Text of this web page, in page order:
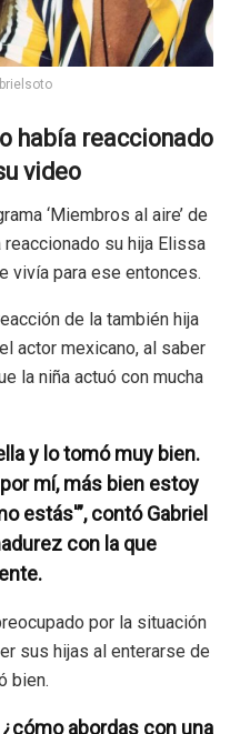
había reaccionado
video
‘Miembros al aire’ de
su hija Elissa
vivía para ese entonces.
de la también hija
actor mexicano, al saber
la niña actuó con mucha
y lo tomó muy bien.
mí, más bien estoy
estás'”, contó Gabriel
con la que
por la situación
sus hijas al enterarse de
bien.
abordas con una